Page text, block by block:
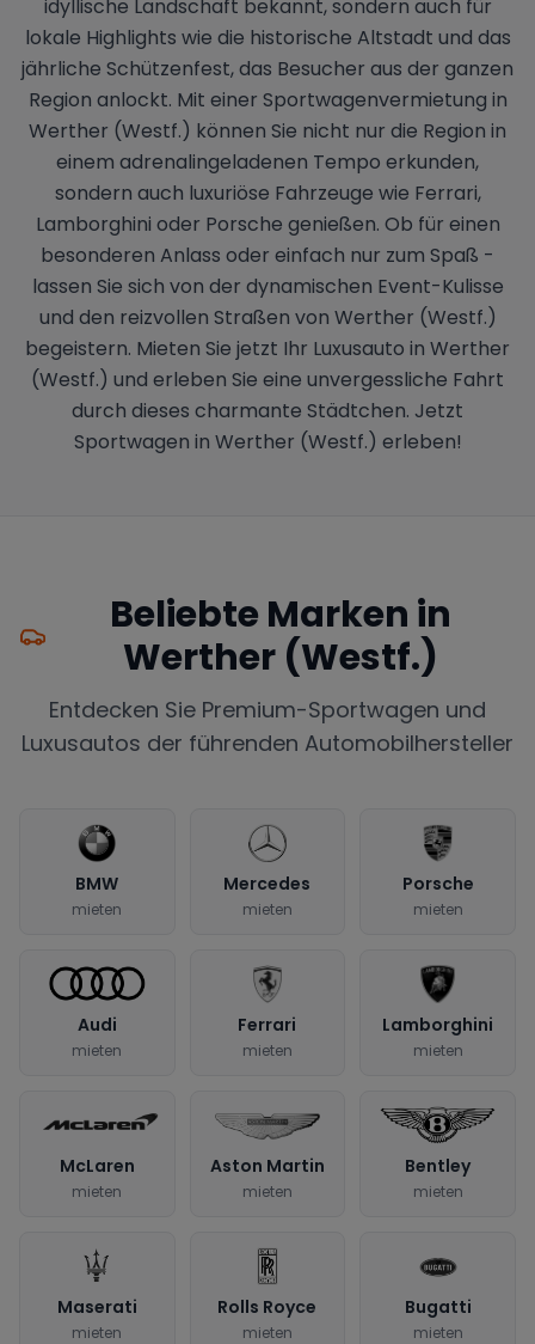
idyllische Landschaft bekannt, sondern auch für
lokale Highlights wie die historische Altstadt und das
jährliche Schützenfest, das Besucher aus der ganzen
Region anlockt. Mit einer Sportwagenvermietung in
Werther (Westf.) können Sie nicht nur die Region in
einem adrenalingeladenen Tempo erkunden,
sondern auch luxuriöse Fahrzeuge wie Ferrari,
Lamborghini oder Porsche genießen. Ob für einen
besonderen Anlass oder einfach nur zum Spaß -
lassen Sie sich von der dynamischen Event-Kulisse
und den reizvollen Straßen von Werther (Westf.)
begeistern. Mieten Sie jetzt Ihr Luxusauto in Werther
(Westf.) und erleben Sie eine unvergessliche Fahrt
durch dieses charmante Städtchen. Jetzt
Sportwagen in Werther (Westf.) erleben!
Beliebte Marken in
Werther (Westf.)
Entdecken Sie Premium-Sportwagen und
Luxusautos der führenden Automobilhersteller
BMW
mieten
Mercedes
mieten
Porsche
mieten
Audi
mieten
Ferrari
mieten
Lamborghini
mieten
McLaren
mieten
Aston Martin
mieten
Bentley
mieten
Maserati
mieten
Rolls Royce
mieten
Bugatti
mieten